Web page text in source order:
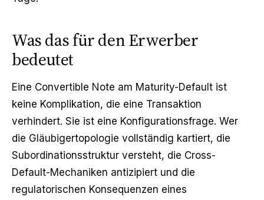
Was das für den Erwerber
bedeutet
Eine Convertible Note am Maturity-Default ist
keine Komplikation, die eine Transaktion
verhindert. Sie ist eine Konfigurationsfrage. Wer
die Gläubigertopologie vollständig kartiert, die
Subordinationsstruktur versteht, die Cross-
Default-Mechaniken antizipiert und die
regulatorischen Konsequenzen eines